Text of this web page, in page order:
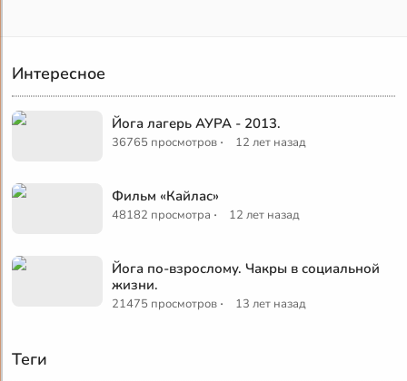
Интересное
Йога лагерь АУРА - 2013.
36765 просмотров · 12 лет назад
Фильм «Кайлас»
48182 просмотра · 12 лет назад
Йога по-взрослому. Чакры в социальной
жизни.
21475 просмотров · 13 лет назад
Теги